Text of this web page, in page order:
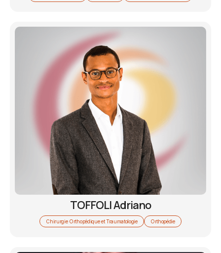
TOFFOLI Adriano
Chirurgie Orthopédique et Traumatologie Orthopédie